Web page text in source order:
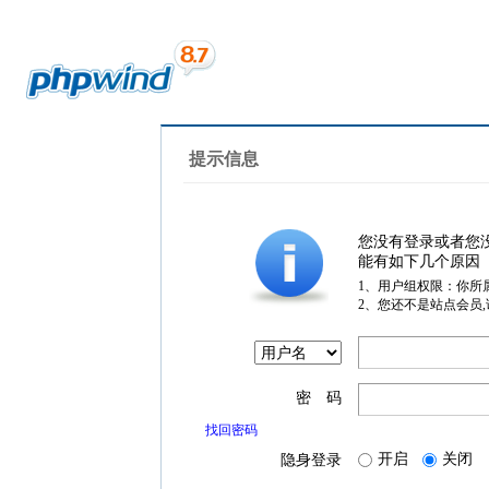
提示信息
您没有登录或者您
能有如下几个原因
1、用户组权限：你所
2、您还不是站点会员
密 码
找回密码
隐身登录 开启 关闭